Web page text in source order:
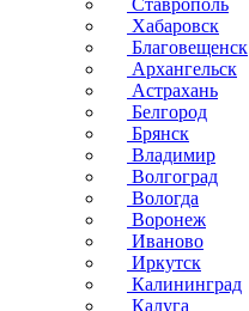
Ставрополь
Хабаровск
Благовещенск
Архангельск
Астрахань
Белгород
Брянск
Владимир
Волгоград
Вологда
Воронеж
Иваново
Иркутск
Калининград
Калуга